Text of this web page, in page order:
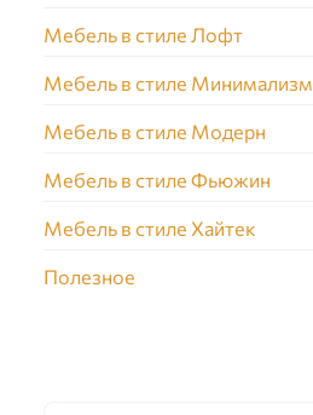
Мебель в стиле Лофт
Мебель в стиле Минимализм
Мебель в стиле Модерн
Мебель в стиле Фьюжин
Мебель в стиле Хайтек
Полезное